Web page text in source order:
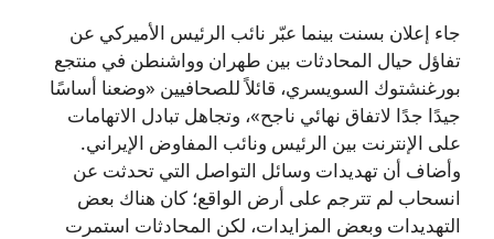
جاء إعلان بسنت بينما عبّر نائب الرئيس الأميركي عن
تفاؤل حيال المحادثات بين طهران وواشنطن في منتجع
بورغنشتوك السويسري، قائلاً للصحافيين «وضعنا أساسًا
جيدًا جدًا لاتفاق نهائي ناجح»، وتجاهل تبادل الاتهامات
على الإنترنت بين الرئيس ونائب المفاوض الإيراني.
وأضاف أن تهديدات وسائل التواصل التي تحدثت عن
انسحاب لم تترجم على أرض الواقع؛ كان هناك بعض
التهديدات وبعض المزايدات، لكن المحادثات استمرت